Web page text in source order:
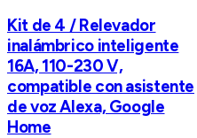
Kit de 4 / Relevador
inalámbrico inteligente
16A, 110-230 V,
compatible con asistente
de voz Alexa, Google
Home